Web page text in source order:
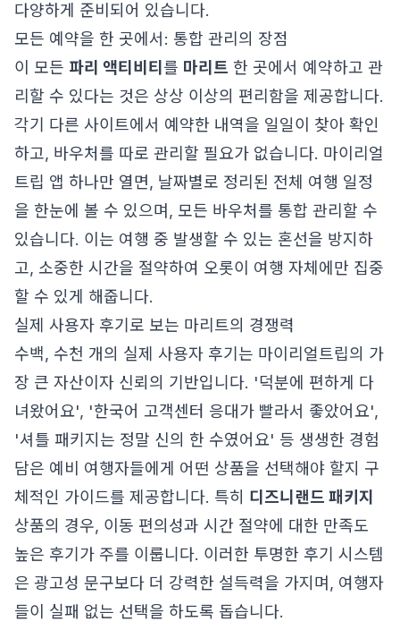
다양하게 준비되어 있습니다.
모든 예약을 한 곳에서: 통합 관리의 장점
이 모든 파리 액티비티 를 마리트 한 곳에서 예약하고 관
리할 수 있다는 것은 상상 이상의 편리함을 제공합니다.
각기 다른 사이트에서 예약한 내역을 일일이 찾아 확인
하고, 바우처를 따로 관리할 필요가 없습니다. 마이리얼
트립 앱 하나만 열면, 날짜별로 정리된 전체 여행 일정
을 한눈에 볼 수 있으며, 모든 바우처를 통합 관리할 수
있습니다. 이는 여행 중 발생할 수 있는 혼선을 방지하
고, 소중한 시간을 절약하여 오롯이 여행 자체에만 집중
할 수 있게 해줍니다.
실제 사용자 후기로 보는 마리트의 경쟁력
수백, 수천 개의 실제 사용자 후기는 마이리얼트립의 가
장 큰 자산이자 신뢰의 기반입니다. '덕분에 편하게 다
녀왔어요', '한국어 고객센터 응대가 빨라서 좋았어요',
'셔틀 패키지는 정말 신의 한 수였어요' 등 생생한 경험
담은 예비 여행자들에게 어떤 상품을 선택해야 할지 구
체적인 가이드를 제공합니다. 특히 디즈니랜드 패키지
상품의 경우, 이동 편의성과 시간 절약에 대한 만족도
높은 후기가 주를 이룹니다. 이러한 투명한 후기 시스템
은 광고성 문구보다 더 강력한 설득력을 가지며, 여행자
들이 실패 없는 선택을 하도록 돕습니다.